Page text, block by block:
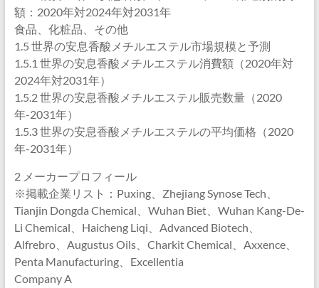
額：2020年対2024年対2031年
食品、化粧品、その他
1.5 世界の安息香酸メチルエステル市場規模と予測
1.5.1 世界の安息香酸メチルエステル消費額（2020年対
2024年対2031年）
1.5.2 世界の安息香酸メチルエステル販売数量（2020
年-2031年）
1.5.3 世界の安息香酸メチルエステルの平均価格（2020
年-2031年）
2 メーカープロフィール
※掲載企業リスト：Puxing、Zhejiang Synose Tech、
Tianjin Dongda Chemical、Wuhan Biet、Wuhan Kang-De-
Li Chemical、Haicheng Liqi、Advanced Biotech、
Alfrebro、Augustus Oils、Charkit Chemical、Axxence、
Penta Manufacturing、Excellentia
Company A